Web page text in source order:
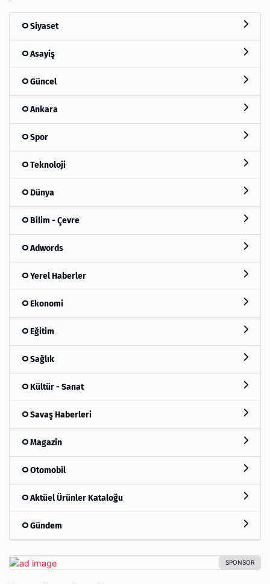
Siyaset
Asayiş
Güncel
Ankara
Spor
Teknoloji
Dünya
Bilim - Çevre
Adwords
Yerel Haberler
Ekonomi
Eğitim
Sağlık
Kültür - Sanat
Savaş Haberleri
Magazin
Otomobil
Aktüel Ürünler Kataloğu
Gündem